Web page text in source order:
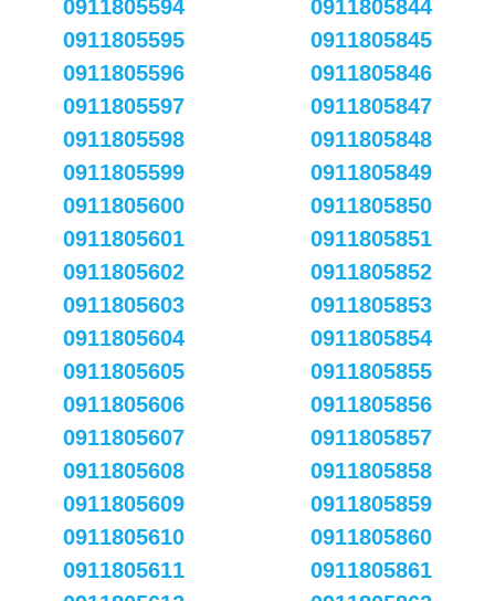
0911805594
0911805595
0911805596
0911805597
0911805598
0911805599
0911805600
0911805601
0911805602
0911805603
0911805604
0911805605
0911805606
0911805607
0911805608
0911805609
0911805610
0911805611
0911805844
0911805845
0911805846
0911805847
0911805848
0911805849
0911805850
0911805851
0911805852
0911805853
0911805854
0911805855
0911805856
0911805857
0911805858
0911805859
0911805860
0911805861